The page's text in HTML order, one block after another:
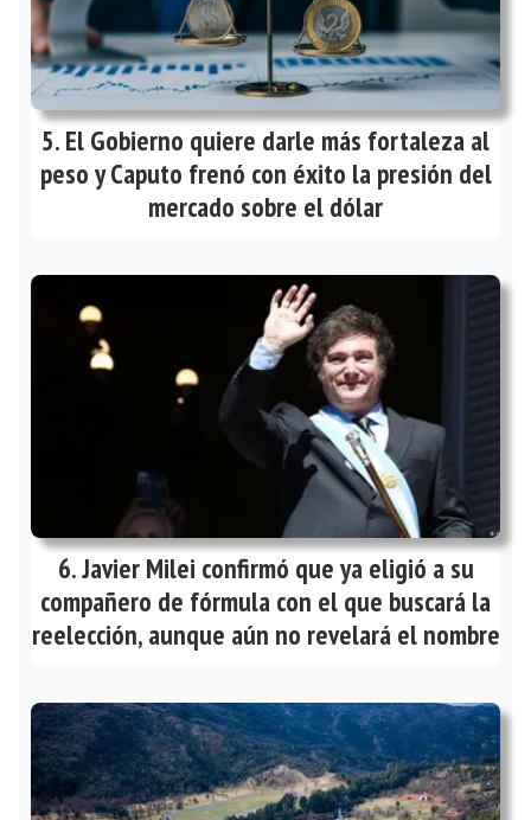
El Gobierno quiere darle más fortaleza al
peso y Caputo frenó con éxito la presión del
mercado sobre el dólar
Javier Milei confirmó que ya eligió a su
compañero de fórmula con el que buscará la
reelección, aunque aún no revelará el nombre